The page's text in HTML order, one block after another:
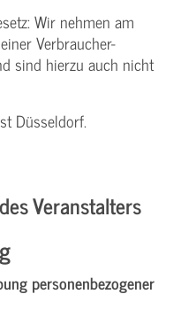
Wir nehmen am
Verbraucher­
sind hierzu auch nicht
Düsseldorf.
Veranstalters
personenbezogener